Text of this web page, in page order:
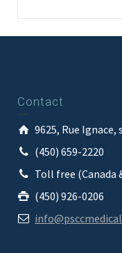
Contact
9625, Rue Ignace,
(450) 659-2220
Toll free (Canada
(450) 926-0206